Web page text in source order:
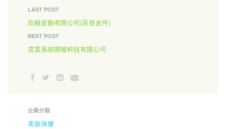
LAST POST
欣楊皮藝有限公司(高登皮件)
NEXT POST
雲貫系統開發科技有限公司
企業分類
美妝保健